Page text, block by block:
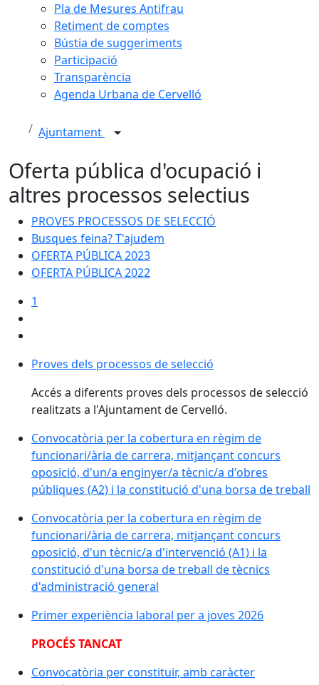
Pla de Mesures Antifrau
Retiment de comptes
Bústia de suggeriments
Participació
Transparència
Agenda Urbana de Cervelló
Ajuntament
Oferta pública d'ocupació i
altres processos selectius
PROVES PROCESSOS DE SELECCIÓ
Busques feina? T'ajudem
OFERTA PÚBLICA 2023
OFERTA PÚBLICA 2022
1
Proves dels processos de selecció
Accés a diferents proves dels processos de selecció
realitzats a l'Ajuntament de Cervelló.
Convocatòria per la cobertura en règim de
funcionari/ària de carrera, mitjançant concurs
oposició, d'un/a enginyer/a tècnic/a d'obres
públiques (A2) i la constitució d'una borsa de treball
Convocatòria per la cobertura en règim de
funcionari/ària de carrera, mitjançant concurs
oposició, d'un tècnic/a d'intervenció (A1) i la
constitució d'una borsa de treball de tècnics
d'administració general
Primer experiència laboral per a joves 2026
PROCÉS TANCAT
Convocatòria per constituir, amb caràcter